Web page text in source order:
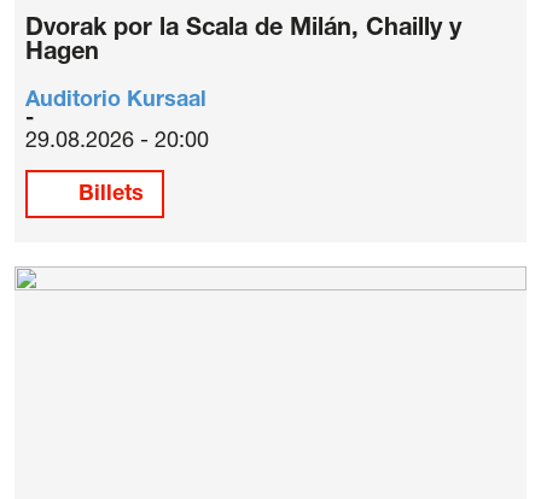
Dvorak por la Scala de Milán, Chailly y
Hagen
Auditorio Kursaal
29.08.2026 - 20:00
Billets